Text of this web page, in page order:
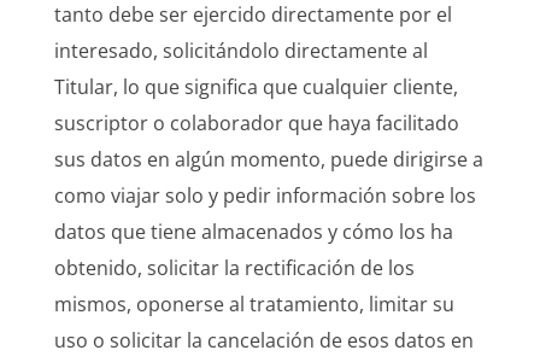
tanto debe ser ejercido directamente por el
interesado, solicitándolo directamente al
Titular, lo que significa que cualquier cliente,
suscriptor o colaborador que haya facilitado
sus datos en algún momento, puede dirigirse a
como viajar solo y pedir información sobre los
datos que tiene almacenados y cómo los ha
obtenido, solicitar la rectificación de los
mismos, oponerse al tratamiento, limitar su
uso o solicitar la cancelación de esos datos en